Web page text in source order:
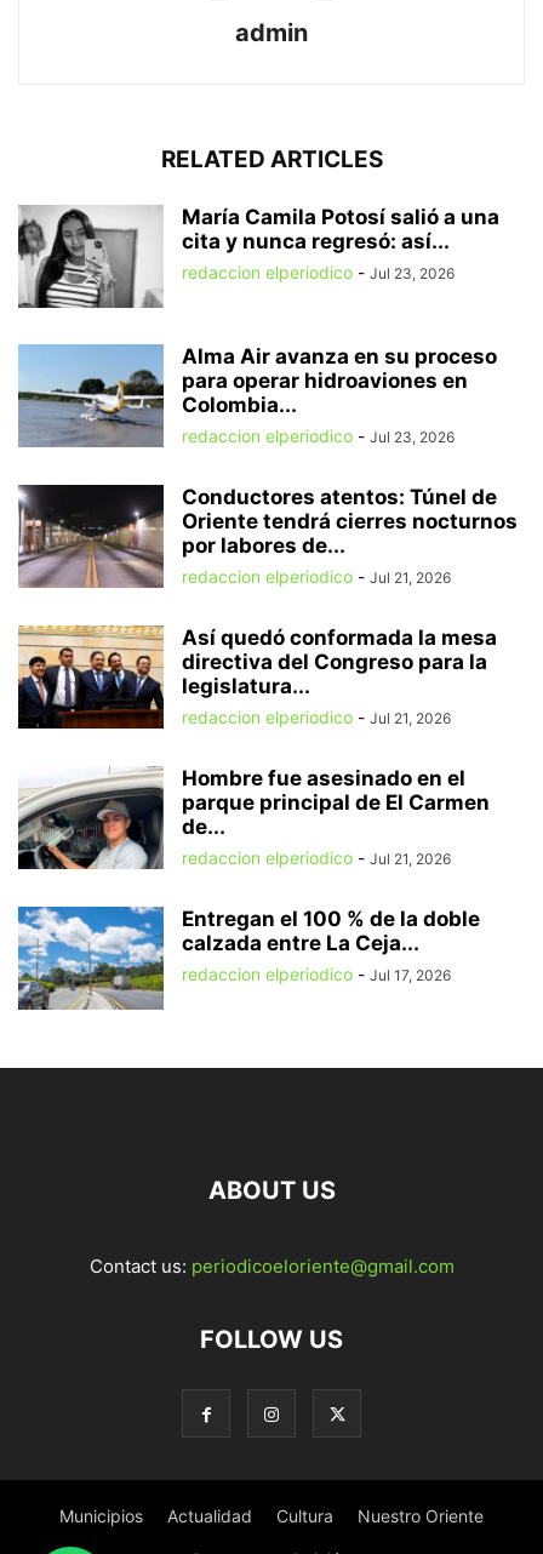
admin
RELATED ARTICLES
María Camila Potosí salió a una
cita y nunca regresó: así...
redaccion elperiodico - Jul 23, 2026
Alma Air avanza en su proceso
para operar hidroaviones en
Colombia...
redaccion elperiodico - Jul 23, 2026
Conductores atentos: Túnel de
Oriente tendrá cierres nocturnos
por labores de...
redaccion elperiodico - Jul 21, 2026
Así quedó conformada la mesa
directiva del Congreso para la
legislatura...
redaccion elperiodico - Jul 21, 2026
Hombre fue asesinado en el
parque principal de El Carmen
de...
redaccion elperiodico - Jul 21, 2026
Entregan el 100 % de la doble
calzada entre La Ceja...
redaccion elperiodico - Jul 17, 2026
ABOUT US
Contact us: periodicoeloriente@gmail.com
FOLLOW US
Municipios Actualidad Cultura Nuestro Oriente